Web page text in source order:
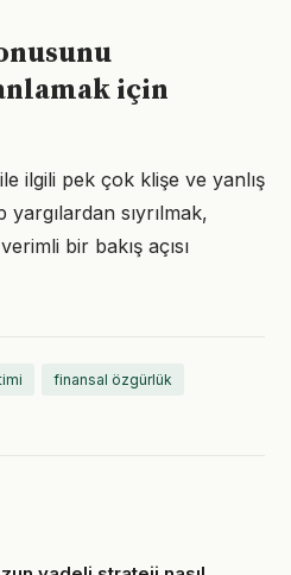
için
ilgili pek çok klişe ve yanlış
sıyrılmak,
bir bakış açısı
finansal özgürlük